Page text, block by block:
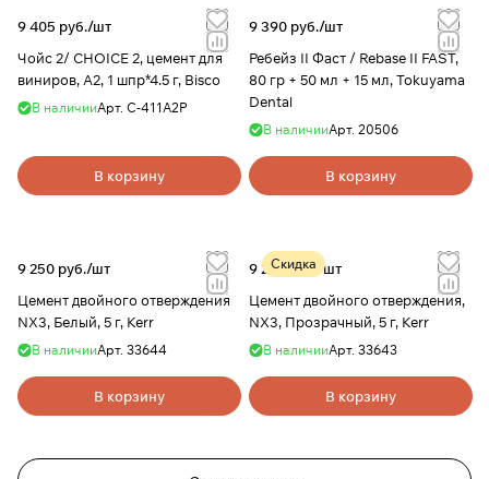
9 405 руб./шт
Чойс 2/ CHOICE 2, цемент для
виниров, А2, 1 шпр*4.5 г, Bisco
В наличииАрт. С-411А2Р
В корзину
9 390 руб./шт
Ребейз II Фаст / Rebase II FAST,
80 гр + 50 мл + 15 мл, Tokuyama
Dental
В наличииАрт. 20506
В корзину
9 250 руб./шт
Цемент двойного отверждения
NX3, Белый, 5 г, Kerr
В наличииАрт. 33644
В корзину
Скидка
9 250 руб./шт
Цемент двойного отверждения,
NX3, Прозрачный, 5 г, Kerr
В наличииАрт. 33643
В корзину